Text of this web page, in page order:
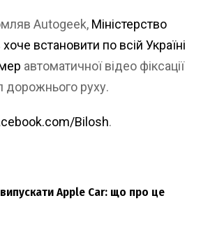
Autogeek, Міністерство
встановити по всій Україні
автоматичної відео фіксації
дорожнього руху.
Bilosh.
Apple Car: що про це